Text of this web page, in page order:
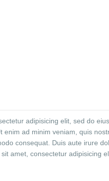
adipisicing elit, sed do
enim ad minim veniam, quis
consequat. Duis aute irure
amet, consectetur adipisicing
aliqua. Ut enim ad minim
aliquip ex ea commodo